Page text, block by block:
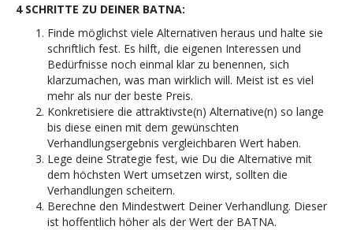
4 SCHRITTE ZU DEINER BATNA:
Finde möglichst viele Alternativen heraus und halte sie
schriftlich fest. Es hilft, die eigenen Interessen und
Bedürfnisse noch einmal klar zu benennen, sich
klarzumachen, was man wirklich will. Meist ist es viel
mehr als nur der beste Preis.
Konkretisiere die attraktivste(n) Alternative(n) so lange
bis diese einen mit dem gewünschten
Verhandlungsergebnis vergleichbaren Wert haben.
Lege deine Strategie fest, wie Du die Alternative mit
dem höchsten Wert umsetzen wirst, sollten die
Verhandlungen scheitern.
Berechne den Mindestwert Deiner Verhandlung. Dieser
ist hoffentlich höher als der Wert der BATNA.